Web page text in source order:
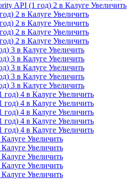
Увеличить
Увеличить
Увеличить
Увеличить
Увеличить
Увеличить
Увеличить
Увеличить
Увеличить
Увеличить
Увеличить
Увеличить
Увеличить
Увеличить
Увеличить
Увеличить
Увеличить
Увеличить
Увеличить
Увеличить